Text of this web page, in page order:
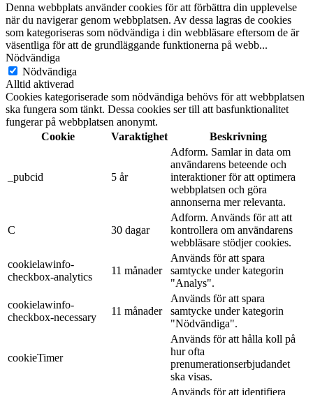
Denna webbplats använder cookies för att förbättra din upplevelse
när du navigerar genom webbplatsen. Av dessa lagras de cookies
som kategoriseras som nödvändiga i din webbläsare eftersom de är
väsentliga för att de grundläggande funktionerna på webb...
Nödvändiga
Nödvändiga
Alltid aktiverad
Cookies kategoriserade som nödvändiga behövs för att webbplatsen
ska fungera som tänkt. Dessa cookies ser till att basfunktionalitet
fungerar på webbplatsen anonymt.
Cookie
Varaktighet Beskrivning
_pubcid 5 år
Adform. Samlar in data om
användarens beteende och
interaktioner för att optimera
webbplatsen och göra
annonserna mer relevanta.
C 30 dagar
Adform. Används för att att
kontrollera om användarens
webbläsare stödjer cookies.
cookielawinfo-
checkbox-analytics
11 månader
Används för att spara
samtycke under kategorin
"Analys".
cookielawinfo-
checkbox-necessary
11 månader
Används för att spara
samtycke under kategorin
"Nödvändiga".
cookieTimer
Används för att hålla koll på
hur ofta
prenumerationserbjudandet
ska visas.
Används för att identifiera